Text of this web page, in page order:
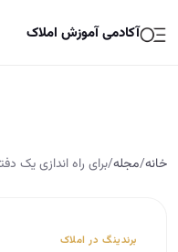
آکادمی آموزش املاک
خانه/مجله/برای راه اندازی یک
برندینگ در املاک